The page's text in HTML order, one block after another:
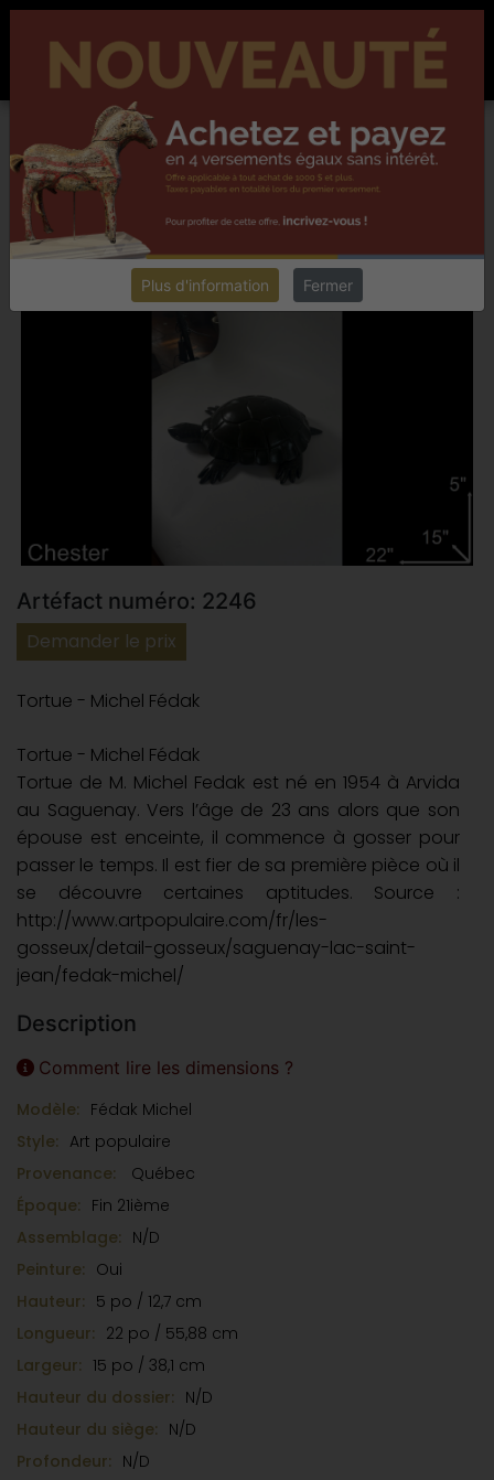
Chester collectionneur antiquités
Plus d'information Fermer
DENIS DUSSEAULT,
LAVALTRIE
INTÉGRER UN ARTÉFACT DANS VOTRE DÉCOR
Artéfact numéro: 2246
Demander le prix
Tortue - Michel Fédak
Tortue - Michel Fédak
Tortue de M. Michel Fedak est né en 1954 à Arvida
au Saguenay. Vers l’âge de 23 ans alors que son
épouse est enceinte, il commence à gosser pour
passer le temps. Il est fier de sa première pièce où il
se découvre certaines aptitudes. Source :
http://www.artpopulaire.com/fr/les-
gosseux/detail-gosseux/saguenay-lac-saint-
jean/fedak-michel/
Description
Comment lire les dimensions ?
Modèle: Fédak Michel
Style: Art populaire
Provenance:
Québec
Époque: Fin 21ième
Assemblage: N/D
Peinture: Oui
Hauteur: 5 po / 12,7 cm
Longueur: 22 po / 55,88 cm
Largeur: 15 po / 38,1 cm
Hauteur du dossier: N/D
Hauteur du siège: N/D
Profondeur: N/D